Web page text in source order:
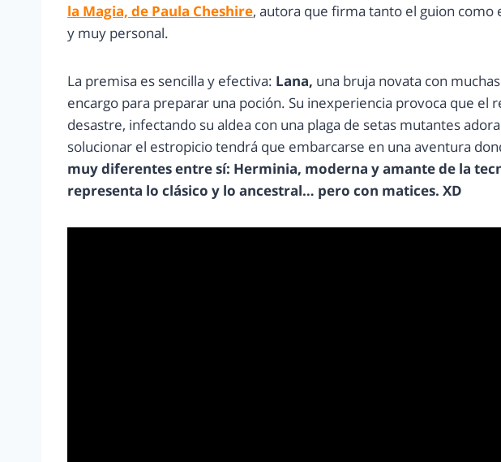
la Magia, de Paula Cheshire, autora que firma tanto el guion
y muy personal.
La premisa es sencilla y efectiva: Lana, una bruja novata con
encargo para preparar una poción. Su inexperiencia provoca que el
desastre, infectando su aldea con una plaga de setas mutantes
solucionar el estropicio tendrá que embarcarse en una aventura
muy diferentes entre sí: Herminia, moderna y amante de la
representa lo clásico y lo ancestral… pero con matices. XD